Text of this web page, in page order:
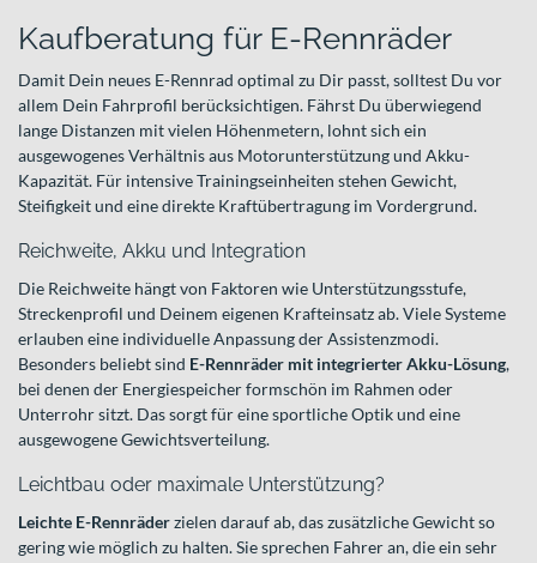
Kaufberatung für E-Rennräder
Damit Dein neues E-Rennrad optimal zu Dir passt, solltest Du vor
allem Dein Fahrprofil berücksichtigen. Fährst Du überwiegend
lange Distanzen mit vielen Höhenmetern, lohnt sich ein
ausgewogenes Verhältnis aus Motorunterstützung und Akku-
Kapazität. Für intensive Trainingseinheiten stehen Gewicht,
Steifigkeit und eine direkte Kraftübertragung im Vordergrund.
Reichweite, Akku und Integration
Die Reichweite hängt von Faktoren wie Unterstützungsstufe,
Streckenprofil und Deinem eigenen Krafteinsatz ab. Viele Systeme
erlauben eine individuelle Anpassung der Assistenzmodi.
Besonders beliebt sind E-Rennräder mit integrierter Akku-Lösung,
bei denen der Energiespeicher formschön im Rahmen oder
Unterrohr sitzt. Das sorgt für eine sportliche Optik und eine
ausgewogene Gewichtsverteilung.
Leichtbau oder maximale Unterstützung?
Leichte E-Rennräderzielen darauf ab, das zusätzliche Gewicht so
gering wie möglich zu halten. Sie sprechen Fahrer an, die ein sehr